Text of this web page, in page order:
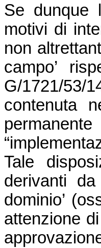
Se dunque
motivi di
non
campo’
G/1721/
contenuta
Tale
derivanti
dominio’
attenzione